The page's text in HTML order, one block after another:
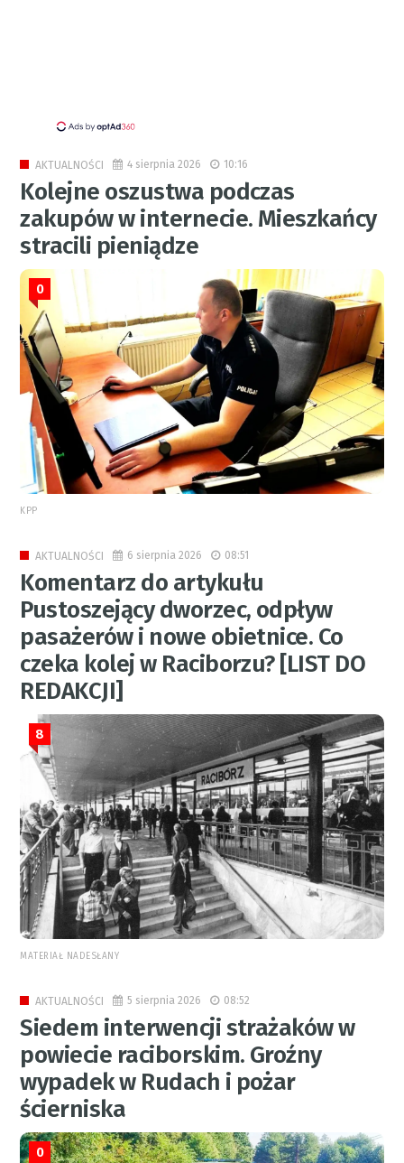
AKTUALNOŚCI 4 sierpnia 2026 10:16
Kolejne oszustwa podczas
zakupów w internecie. Mieszkańcy
stracili pieniądze
0
KPP
AKTUALNOŚCI 6 sierpnia 2026 08:51
Komentarz do artykułu
Pustoszejący dworzec, odpływ
pasażerów i nowe obietnice. Co
czeka kolej w Raciborzu? [LIST DO
REDAKCJI]
8
MATERIAŁ NADESŁANY
AKTUALNOŚCI 5 sierpnia 2026 08:52
Siedem interwencji strażaków w
powiecie raciborskim. Groźny
wypadek w Rudach i pożar
ścierniska
0